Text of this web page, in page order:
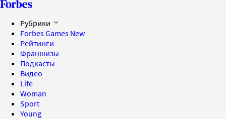
Рубрики
Forbes Games New
Рейтинги
Франшизы
Подкасты
Видео
Life
Woman
Sport
Young